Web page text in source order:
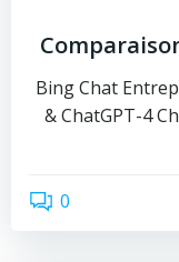
Bing Chat
& ChatGPT-4
0